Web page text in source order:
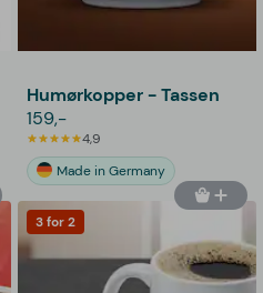
Humørkopper - Tassen
159,-
4,9
Made in Germany
3 for 2